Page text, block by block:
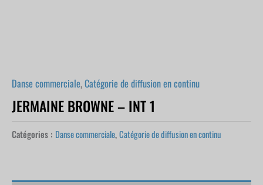
Danse commerciale,Catégorie de diffusion en continu
JERMAINE BROWNE – INT 1
Catégories : Danse commerciale,Catégorie de diffusion en continu